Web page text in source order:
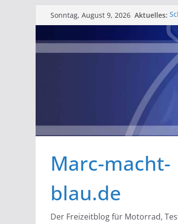
Zum
Inhalt
springen
Sonntag, August 9, 2026 Aktuelles:
Marc-macht-
blau.de
Der Freizeitblog für Motorrad,